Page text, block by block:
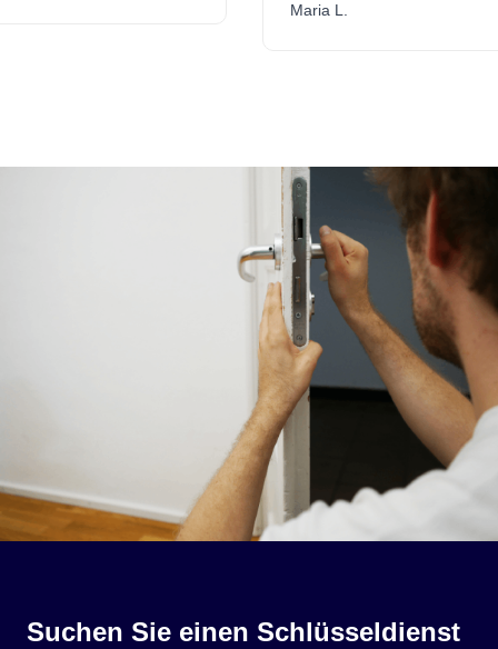
Maria L.
Suchen Sie einen Schlüsseldienst